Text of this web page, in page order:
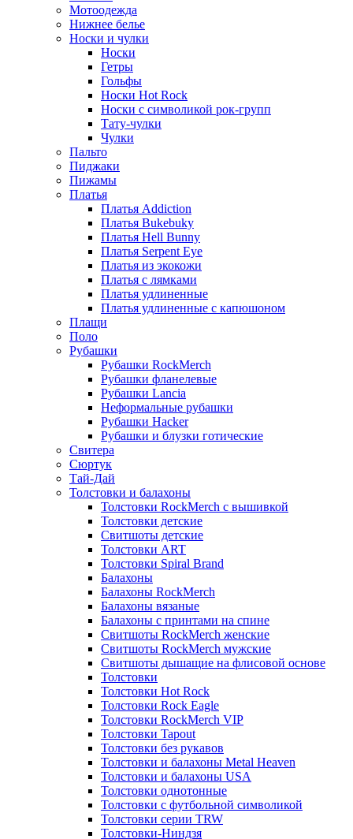
Мотоодежда
Нижнее белье
Носки и чулки
Носки
Гетры
Гольфы
Носки Hot Rock
Носки с символикой рок-групп
Тату-чулки
Чулки
Пальто
Пиджаки
Пижамы
Платья
Платья Addiction
Платья Bukebuky
Платья Hell Bunny
Платья Serpent Eye
Платья из экокожи
Платья с лямками
Платья удлиненные
Платья удлиненные с капюшоном
Плащи
Поло
Рубашки
Рубашки RockMerch
Рубашки фланелевые
Рубашки Lancia
Неформальные рубашки
Рубашки Hacker
Рубашки и блузки готические
Свитера
Сюртук
Тай-Дай
Толстовки и балахоны
Толстовки RockMerch с вышивкой
Толстовки детские
Свитшоты детские
Толстовки ART
Толстовки Spiral Brand
Балахоны
Балахоны RockMerch
Балахоны вязаные
Балахоны с принтами на спине
Свитшоты RockMerch женские
Свитшоты RockMerch мужские
Свитшоты дышащие на флисовой основе
Толстовки
Толстовки Hot Rock
Толстовки Rock Eagle
Толстовки RockMerch VIP
Толстовки Tapout
Толстовки без рукавов
Толстовки и балахоны Metal Heaven
Толстовки и балахоны USA
Толстовки однотонные
Толстовки с футбольной символикой
Толстовки серии TRW
Толстовки-Ниндзя